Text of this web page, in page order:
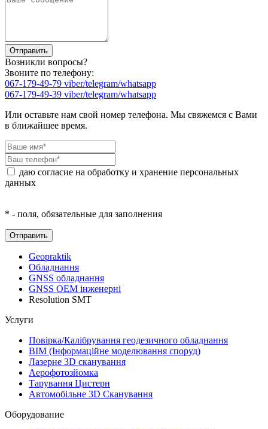
Возникли вопросы?
Звоните по телефону:
067-179-49-79 viber/telegram/whatsapp
067-179-49-39 viber/telegram/whatsapp
Или оставьте нам свой номер телефона. Мы свяжемся с Вами
в ближайшее время.
даю согласие на обработку и хранение персональных
данных
* - поля, обязательные для заполнения
Geopraktik
Обладнання
GNSS обладнання
GNSS ОЕМ інженерні
Resolution SMT
Услуги
Повірка/Калібрування геодезичного обладнання
BIM (Інформаційне моделювання споруд)
Лазерне 3D сканування
Аерофотозйомка
Тарування Цистерн
Автомобільне 3D Сканування
Оборудование